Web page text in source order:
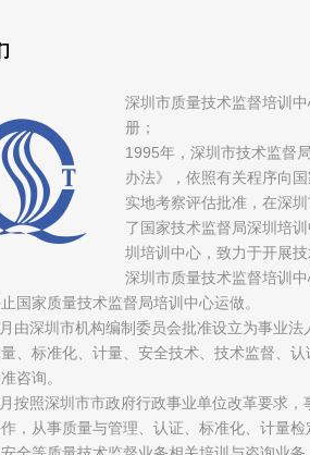
深圳市质量技术监督培训
册；
1995年，深圳市技术监督
办法》，依照有关程序向
实地考察评估批准，在深
了国家技术监督局深圳培
圳培训中心，致力于开展
深圳市质量技术监督培训
国家质量技术监督局培训中心运做。
由深圳市机构编制委员会批准设立为事业
、标准化、计量、安全技术、技术监督、
咨询。
按照深圳市市政府行政事业单位改革要求
，从事质量与管理、认证、标准化、计量